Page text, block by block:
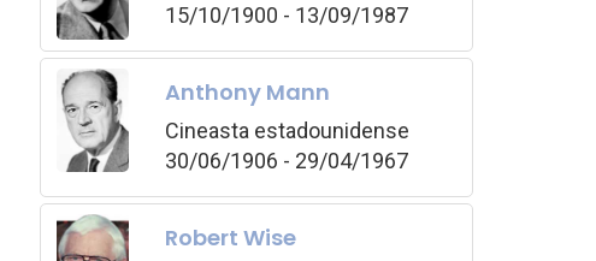
15/10/1900 - 13/09/1987
Anthony Mann
Cineasta estadounidense
30/06/1906 - 29/04/1967
Robert Wise